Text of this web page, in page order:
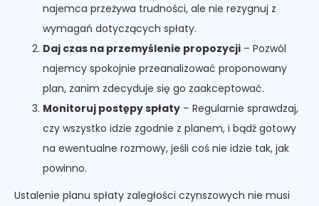
najemca przeżywa trudności, ale nie rezygnuj z
wymagań dotyczących spłaty.
Daj czas na przemyślenie propozycji – Pozwól
najemcy spokojnie przeanalizować proponowany
plan, zanim zdecyduje się go zaakceptować.
Monitoruj postępy spłaty – Regularnie sprawdzaj,
czy wszystko idzie zgodnie z planem, i bądź gotowy
na ewentualne rozmowy, jeśli coś nie idzie tak, jak
powinno.
Ustalenie planu spłaty zaległości czynszowych nie musi